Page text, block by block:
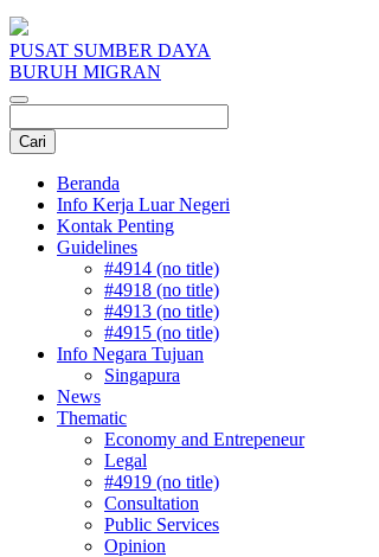
PUSAT SUMBER DAYA
BURUH MIGRAN
Beranda
Info Kerja Luar Negeri
Kontak Penting
Guidelines
#4914 (no title)
#4918 (no title)
#4913 (no title)
#4915 (no title)
Info Negara Tujuan
Singapura
News
Thematic
Economy and Entrepeneur
Legal
#4919 (no title)
Consultation
Public Services
Opinion